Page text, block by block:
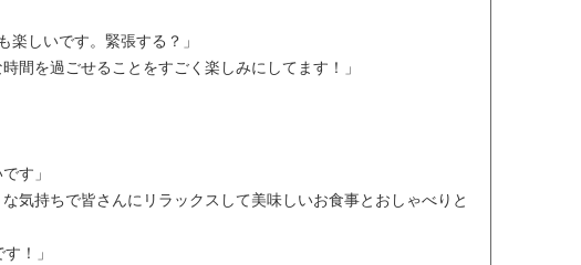
しいです。緊張する？」
間を過ごせることをすごく楽しみにしてます！」
す」
気持ちで皆さんにリラックスして美味しいお食事とおしゃべりと
！」